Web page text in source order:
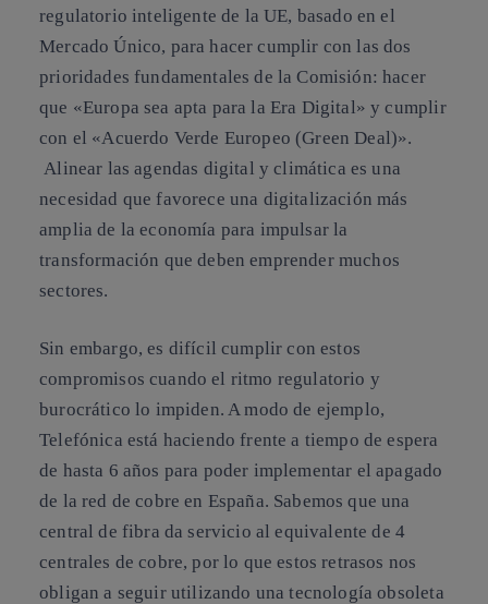
regulatorio inteligentede la UE, basado en el
Mercado Único, para hacer cumplir con las dos
prioridades fundamentales de la Comisión: hacer
que «Europa sea apta para la Era Digital» y cumplir
con el «Acuerdo Verde Europeo (Green Deal)».
Alinear las agendas digital y climática es una
necesidad que favorece una digitalización más
amplia de la economía para impulsar la
transformación que deben emprender muchos
sectores.
Sin embargo, es difícil cumplir con estos
compromisos cuando el ritmo regulatorio y
burocrático lo impiden. A modo de ejemplo,
Telefónica está haciendo frente a tiempo de espera
de hasta 6 años para poder implementar el apagado
de la red de cobre en España. Sabemos que una
central de fibra da servicio al equivalente de 4
centrales de cobre, por lo que estos retrasos nos
obligan a seguir utilizando una tecnología obsoleta